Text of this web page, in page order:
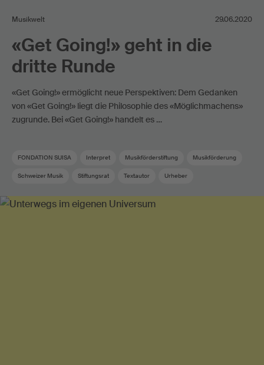
Musikwelt 29.06.2020
«Get Going!» geht in die
dritte Runde
«Get Going!» ermöglicht neue Perspektiven: Dem Gedanken
von «Get Going!» liegt die Philosophie des «Möglichmachens»
zugrunde. Bei «Get Going!» handelt es …
FONDATION SUISA Interpret Musikförderstiftung Musikförderung
Schweizer Musik Stiftungsrat Textautor Urheber